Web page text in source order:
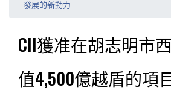
發展的新動力
CII獲准在胡志明市
值4,500億越盾的項